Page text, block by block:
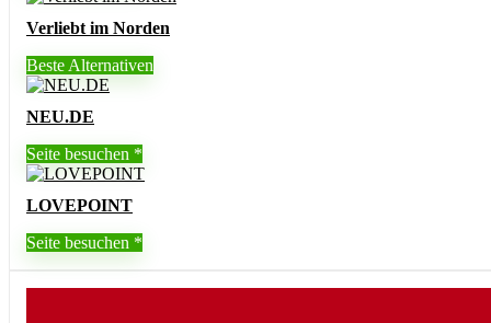
Verliebt im Norden
Beste Alternativen
NEU.DE
Seite besuchen
LOVEPOINT
Seite besuchen